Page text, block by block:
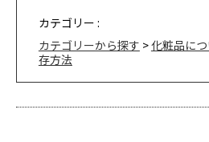
カテゴリー :
カテゴリーから探す >化粧品に
存方法